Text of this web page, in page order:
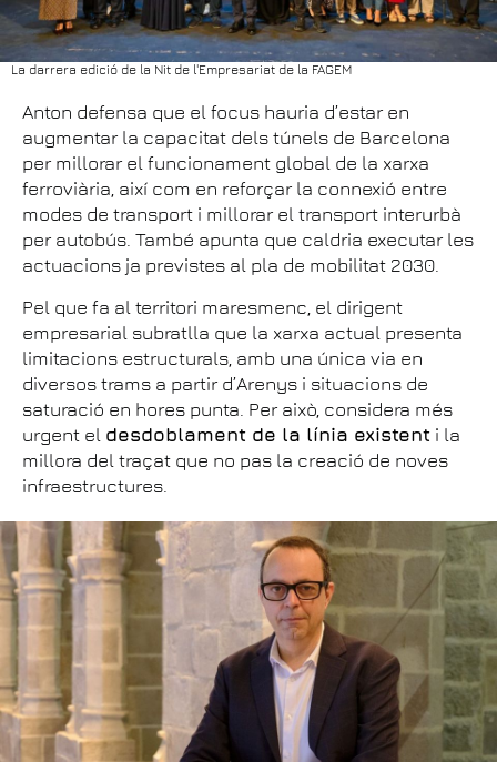
La darrera edició de la Nit de l'Empresariat de la FAGEM
Anton defensa que el focus hauria d’estar en
augmentar la capacitat dels túnels de Barcelona
per millorar el funcionament global de la xarxa
ferroviària, així com en reforçar la connexió entre
modes de transport i millorar el transport interurbà
per autobús. També apunta que caldria executar les
actuacions ja previstes al pla de mobilitat 2030.
Pel que fa al territori maresmenc, el dirigent
empresarial subratlla que la xarxa actual presenta
limitacions estructurals, amb una única via en
diversos trams a partir d’Arenys i situacions de
saturació en hores punta. Per això, considera més
urgent el desdoblament de la línia existent i la
millora del traçat que no pas la creació de noves
infraestructures.